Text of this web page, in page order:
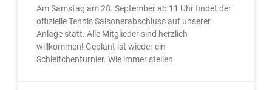
Am Samstag am 28. September ab 11 Uhr findet der
offizielle Tennis Saisonerabschluss auf unserer
Anlage statt. Alle Mitglieder sind herzlich
willkommen! Geplant ist wieder ein
Schleifchenturnier. Wie immer stellen